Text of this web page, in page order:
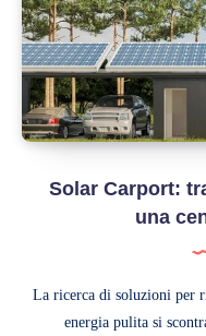
con
le
nuove
2026
Solar Carport:
una
La ricerca di soluzioni per
energia pulita si